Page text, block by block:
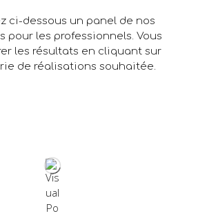
ci-dessous un panel de nos
pour les professionnels. Vous
les résultats en cliquant sur
de réalisations souhaitée.